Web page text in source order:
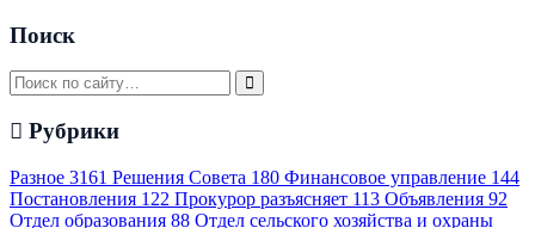
Поиск
Рубрики
Разное 3161 Решения Совета 180 Финансовое управление 144
Постановления 122 Прокурор разъясняет 113 Объявления 92
Отдел образования 88 Отдел сельского хозяйства и охраны